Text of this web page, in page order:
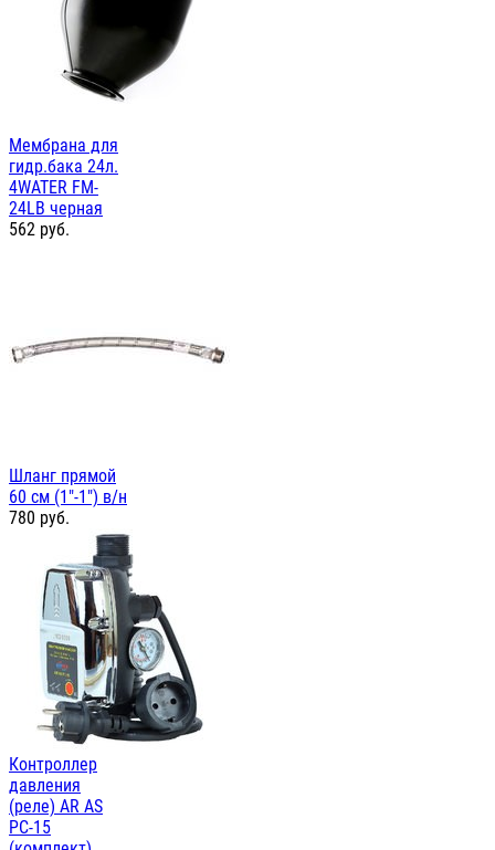
Мембрана для
гидр.бака 24л.
4WATER FM-
24LB черная
562 руб.
Шланг прямой
60 см (1"-1") в/н
780 руб.
Контроллер
давления
(реле) AR AS
PC-15